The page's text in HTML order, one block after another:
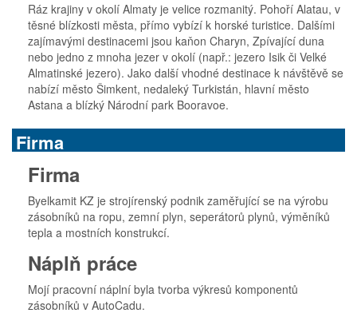
Ráz krajiny v okolí Almaty je velice rozmanitý. Pohoří Alatau, v
těsné blízkosti města, přímo vybízí k horské turistice. Dalšími
zajímavými destinacemi jsou kaňon Charyn, Zpívající duna
nebo jedno z mnoha jezer v okolí (např.: jezero Isik či Velké
Almatinské jezero). Jako další vhodné destinace k návštěvě se
nabízí město Šimkent, nedaleký Turkistán, hlavní město
Astana a blízký Národní park Booravoe.
Firma
Firma
Byelkamit KZ je strojírenský podnik zaměřující se na výrobu
zásobníků na ropu, zemní plyn, seperátorů plynů, výměníků
tepla a mostních konstrukcí.
Náplň práce
Mojí pracovní náplní byla tvorba výkresů komponentů
zásobníků v AutoCadu.